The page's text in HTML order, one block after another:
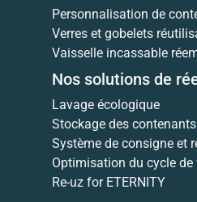
Personnalisation de
Verres et gobelets
Vaisselle incassable
Nos solutions de
Lavage écologique
Stockage des contenants
Système de consigne et
Optimisation du cycle de
Re-uz for ETERNITY